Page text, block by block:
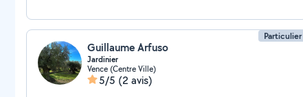
Particulier
Guillaume Arfuso
Jardinier
Vence (Centre Ville)
5/5 (2 avis)